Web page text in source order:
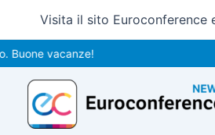
contenuto
Visita il sito Euroconference
vacanze!